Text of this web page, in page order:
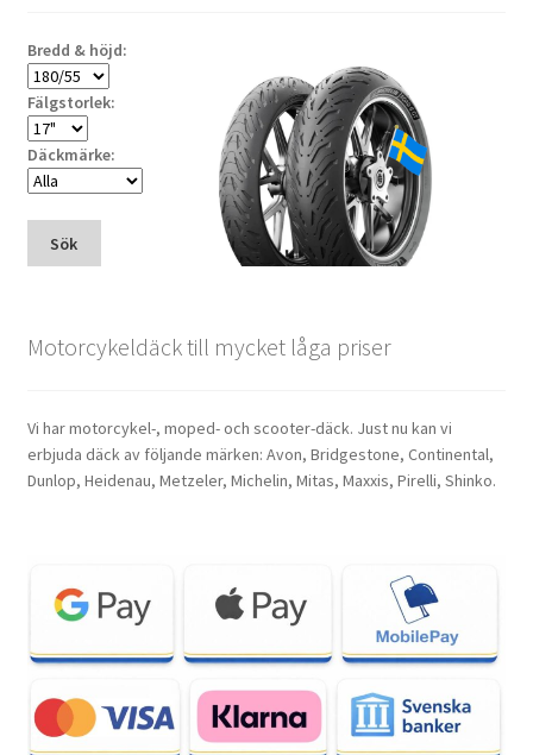
Bredd & höjd:
Fälgstorlek:
Däckmärke:
Sök
Motorcykeldäck till mycket låga priser
Vi har motorcykel-, moped- och scooter-däck. Just nu kan vi
erbjuda däck av följande märken: Avon, Bridgestone, Continental,
Dunlop, Heidenau, Metzeler, Michelin, Mitas, Maxxis, Pirelli, Shinko.